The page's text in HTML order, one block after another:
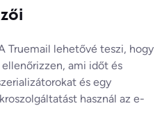
Truemail lehetővé teszi, hogy
ami időt és
és egy
használ az e-